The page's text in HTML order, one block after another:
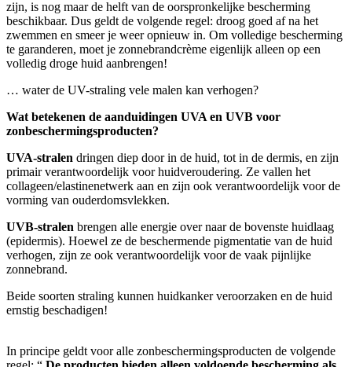
zijn, is nog maar de helft van de oorspronkelijke bescherming
beschikbaar. Dus geldt de volgende regel: droog goed af na het
zwemmen en smeer je weer opnieuw in. Om volledige bescherming
te garanderen, moet je zonnebrandcrème eigenlijk alleen op een
volledig droge huid aanbrengen!
… water de UV-straling vele malen kan verhogen?
Wat betekenen de aanduidingen UVA en UVB voor
zonbeschermingsproducten?
UVA-stralen dringen diep door in de huid, tot in de dermis, en zijn
primair verantwoordelijk voor huidveroudering. Ze vallen het
collageen/elastinenetwerk aan en zijn ook verantwoordelijk voor de
vorming van ouderdomsvlekken.
UVB-stralen brengen alle energie over naar de bovenste huidlaag
(epidermis). Hoewel ze de beschermende pigmentatie van de huid
verhogen, zijn ze ook verantwoordelijk voor de vaak pijnlijke
zonnebrand.
Beide soorten straling kunnen huidkanker veroorzaken en de huid
ernstig beschadigen!
In principe geldt voor alle zonbeschermingsproducten de volgende